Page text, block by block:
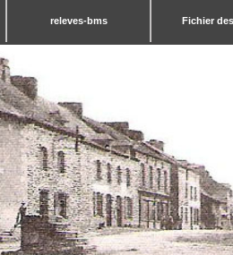
releves-bms Fichier